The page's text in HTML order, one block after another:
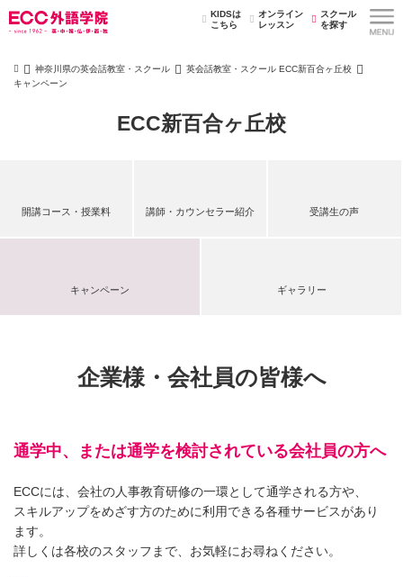
KIDSは
こちら
オンライン
レッスン
スクール
を探す
神奈川県の英会話教室・スクール
英会話教室・スクール ECC新百合ヶ丘校
キャンペーン
ECC新百合ヶ丘校
開講コース・授業料 講師・カウンセラー紹介 受講生の声
キャンペーン ギャラリー
企業様・会社員の皆様へ
通学中、または通学を検討されている会社員の方へ
ECCには、会社の人事教育研修の一環として通学される方や、
スキルアップをめざす方のために利用できる各種サービスがあり
ます。
詳しくは各校のスタッフまで、お気軽にお尋ねください。